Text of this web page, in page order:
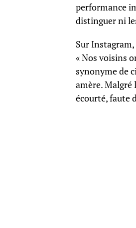
performance
distinguer ni
Sur
« Nos voisins
synonyme de
amère. Malgré
écourté, faute